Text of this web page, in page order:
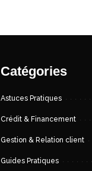
Catégories
Astuces Pratiques
Crédit & Financement
Gestion & Relation client
Guides Pratiques